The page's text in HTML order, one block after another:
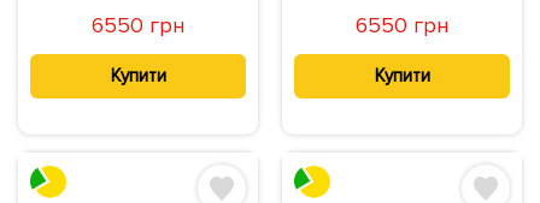
6550 грн
Купити
6550 грн
Купити